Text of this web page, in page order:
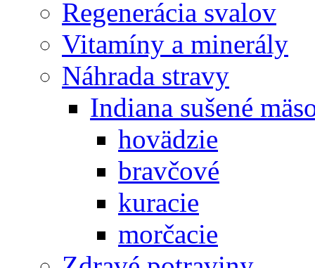
Regenerácia svalov
Vitamíny a minerály
Náhrada stravy
Indiana sušené
hovädzie
bravčové
kuracie
morčacie